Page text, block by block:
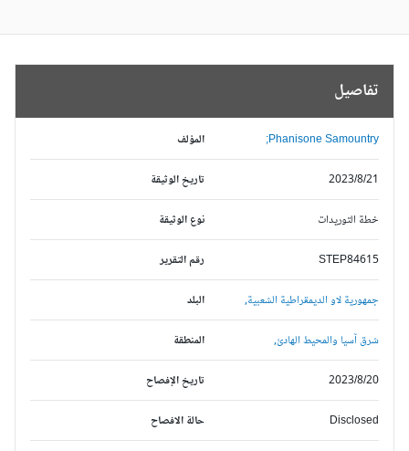
تفاصيل
المؤلف Phanisone Samountry;
تاريخ الوثيقة 2023/8/21
نوع الوثيقة خطة التوريدات
رقم التقرير STEP84615
البلد جمهورية لاو الديمقراطية الشعبية,
المنطقة شرق آسيا والمحيط الهادئ,
تاريخ الإفصاح 2023/8/20
حالة الافصاح Disclosed